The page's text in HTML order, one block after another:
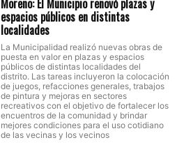
Moreno: El Municipio renovó plazas y
espacios públicos en distintas
localidades
La Municipalidad realizó nuevas obras de
puesta en valor en plazas y espacios
públicos de distintas localidades del
distrito. Las tareas incluyeron la colocación
de juegos, refacciones generales, trabajos
de pintura y mejoras en sectores
recreativos con el objetivo de fortalecer los
encuentros de la comunidad y brindar
mejores condiciones para el uso cotidiano
de las vecinas y los vecinos